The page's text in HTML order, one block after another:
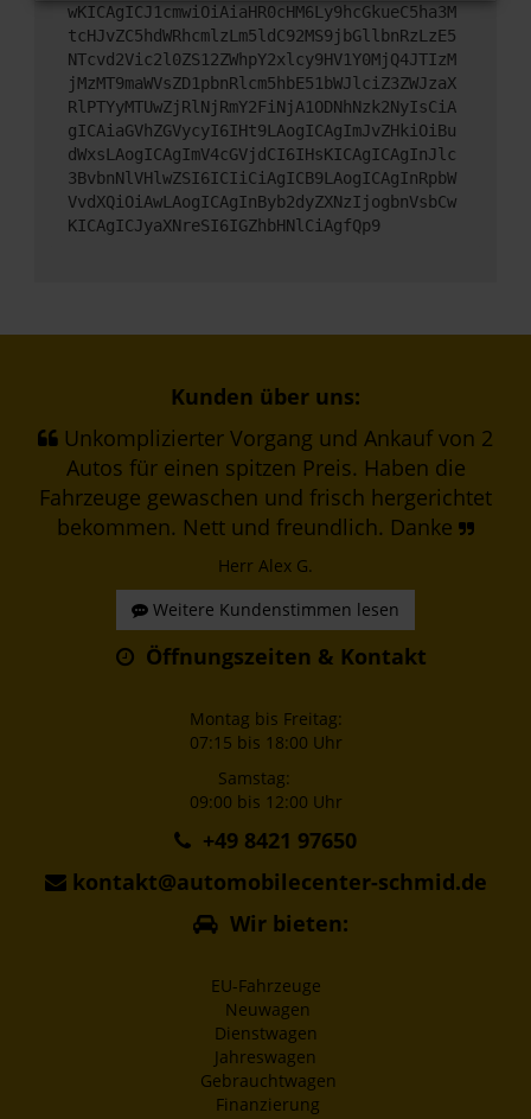
wKICAgICJ1cmwiOiAiaHR0cHM6Ly9hcGkueC5ha3M
tcHJvZC5hdWRhcmlzLm5ldC92MS9jbGllbnRzLzE5
NTcvd2Vic2l0ZS12ZWhpY2xlcy9HV1Y0MjQ4JTIzM
jMzMT9maWVsZD1pbnRlcm5hbE51bWJlciZ3ZWJzaX
RlPTYyMTUwZjRlNjRmY2FiNjA1ODNhNzk2NyIsCiA
gICAiaGVhZGVycyI6IHt9LAogICAgImJvZHkiOiBu
dWxsLAogICAgImV4cGVjdCI6IHsKICAgICAgInJlc
3BvbnNlVHlwZSI6ICIiCiAgICB9LAogICAgInRpbW
VvdXQiOiAwLAogICAgInByb2dyZXNzIjogbnVsbCw
KICAgICJyaXNreSI6IGZhbHNlCiAgfQp9
Kunden über uns:
Unkomplizierter Vorgang und Ankauf von 2
Autos für einen spitzen Preis. Haben die
Fahrzeuge gewaschen und frisch hergerichtet
bekommen. Nett und freundlich. Danke
Herr Alex G.
Weitere Kundenstimmen lesen
Öffnungszeiten & Kontakt
Montag bis Freitag:
07:15 bis 18:00 Uhr
Samstag:
09:00 bis 12:00 Uhr
+49 8421 97650
kontakt@automobilecenter-schmid.de
Wir bieten:
EU-Fahrzeuge
Neuwagen
Dienstwagen
Jahreswagen
Gebrauchtwagen
Finanzierung